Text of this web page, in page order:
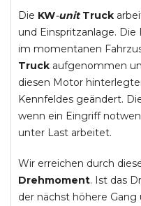
Die KW-unit Truck
und Einspritzanlage.
im momentanen
Truck aufgenommen
diesen Motor
Kennfeldes geändert.
wenn ein Eingriff
unter Last arbeitet.
Wir erreichen durch
Drehmoment. Ist das
der nächst höhere